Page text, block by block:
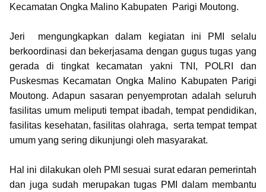
Kecamatan Ongka Malino Kabupaten Parigi Moutong.
Jeri mengungkapkan dalam kegiatan ini PMI selalu
berkoordinasi dan bekerjasama dengan gugus tugas yang
gerada di tingkat kecamatan yakni TNI, POLRI dan
Puskesmas Kecamatan Ongka Malino Kabupaten Parigi
Moutong. Adapun sasaran penyemprotan adalah seluruh
fasilitas umum meliputi tempat ibadah, tempat pendidikan,
fasilitas kesehatan, fasilitas olahraga, serta tempat tempat
umum yang sering dikunjungi oleh masyarakat.
Hal ini dilakukan oleh PMI sesuai surat edaran pemerintah
dan juga sudah merupakan tugas PMI dalam membantu